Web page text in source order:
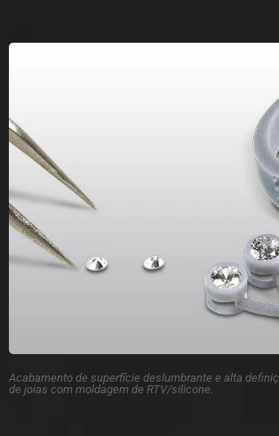
Acabamento de superfície deslumbrante e alta
de joias com moldagem de RTV/silicone.